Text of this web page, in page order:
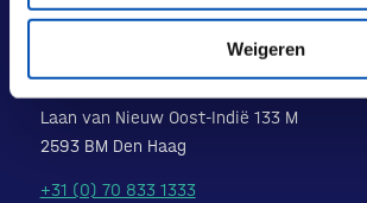
Weigeren
Laan van Nieuw Oost-Indië 131-133
Laan van Nieuw Oost-Indië 133 M
2593 BM Den Haag
+31 (0) 70 833 1333